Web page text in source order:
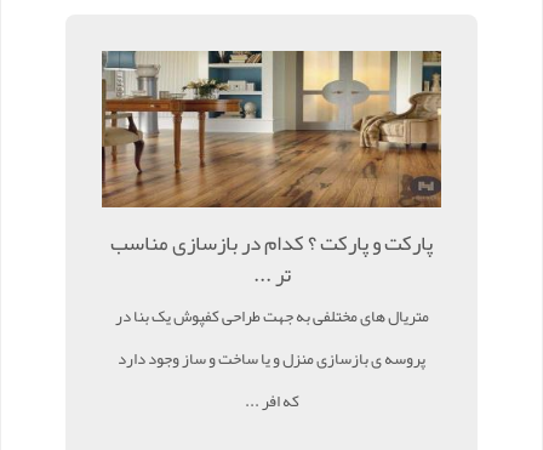
پارکت و پارکت ؟ کدام در بازسازی مناسب
تر ...
متریال های مختلفی به جهت طراحی کفپوش یک بنا در
پروسه ی بازسازی منزل و یا ساخت و ساز وجود دارد
که افر ...